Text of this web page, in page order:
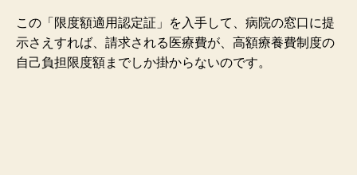
この「限度額適用認定証」を入手して、病院の窓口に提
示さえすれば、請求される医療費が、高額療養費制度の
自己負担限度額までしか掛からないのです。